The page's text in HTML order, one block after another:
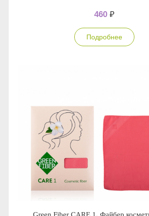
460 ₽
Подробнее